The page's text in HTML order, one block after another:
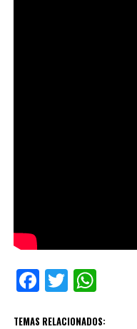
Facebook
Twitter
TEMAS RELACIONADOS: